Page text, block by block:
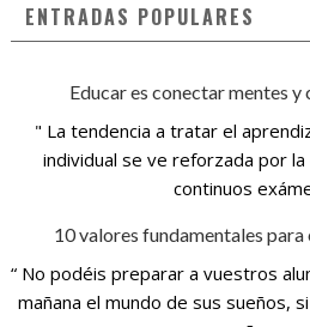
ENTRADAS POPULARES
Educar es conectar mentes
" La tendencia a tratar el
individual se ve reforzada por
continuos
10 valores fundamentales para
“ No podéis preparar a vuestros
mañana el mundo de sus sueños,